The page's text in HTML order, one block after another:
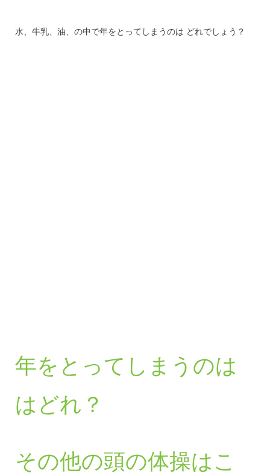
水、牛乳、油、の中で年をとってしまうのは どれでしょう？
年をとってしまうのは
はどれ？
その他の頭の体操はこ